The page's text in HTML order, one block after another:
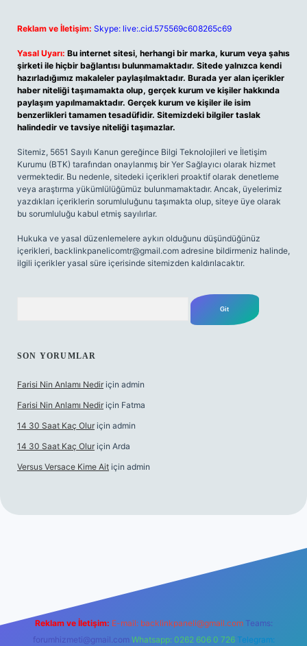
Reklam ve İletişim: Skype: live:.cid.575569c608265c69
Yasal Uyarı: Bu internet sitesi, herhangi bir marka, kurum veya şahıs
şirketi ile hiçbir bağlantısı bulunmamaktadır. Sitede yalnızca kendi
hazırladığımız makaleler paylaşılmaktadır. Burada yer alan içerikler
haber niteliği taşımamakta olup, gerçek kurum ve kişiler hakkında
paylaşım yapılmamaktadır. Gerçek kurum ve kişiler ile isim
benzerlikleri tamamen tesadüfidir. Sitemizdeki bilgiler taslak
halindedir ve tavsiye niteliği taşımazlar.
Sitemiz, 5651 Sayılı Kanun gereğince Bilgi Teknolojileri ve İletişim
Kurumu (BTK) tarafından onaylanmış bir Yer Sağlayıcı olarak hizmet
vermektedir. Bu nedenle, sitedeki içerikleri proaktif olarak denetleme
veya araştırma yükümlülüğümüz bulunmamaktadır. Ancak, üyelerimiz
yazdıkları içeriklerin sorumluluğunu taşımakta olup, siteye üye olarak
bu sorumluluğu kabul etmiş sayılırlar.
Hukuka ve yasal düzenlemelere aykırı olduğunu düşündüğünüz
içerikleri, backlinkpanelicomtr@gmail.com adresine bildirmeniz halinde,
ilgili içerikler yasal süre içerisinde sitemizden kaldırılacaktır.
SON YORUMLAR
Farisi Nin Anlamı Nedir için admin
Farisi Nin Anlamı Nedir için Fatma
14 30 Saat Kaç Olur için admin
14 30 Saat Kaç Olur için Arda
Versus Versace Kime Ait için admin
Reklam ve İletişim: E-mail: backlinkpaneli@gmail.com Teams:
forumhizmeti@gmail.com Whatsapp: 0262 606 0 726 Telegram: